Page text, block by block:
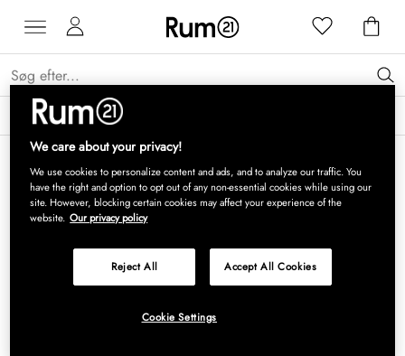
Få 15 % på Grythyttan Stålmöbler* →
We care about your privacy!
We use cookies to personalize content and ads, and to analyze our traffic. You
have the right and option to opt out of any non-essential cookies while using our
site. However, blocking certain cookies may affect your experience of the
website. Our privacy policy
Reject All Accept All Cookies
Cookie Settings